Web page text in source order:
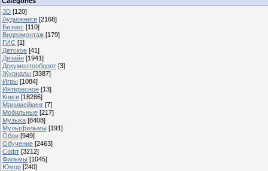
3D [120]
Аудиокниги [2168]
Бизнес [110]
Видеомонтаж [179]
ГИС [1]
Детское [41]
Дизайн [1941]
Документооборот [3]
Журналы [3387]
Игры [1084]
Интересное [13]
Книги [18286]
Манимейкинг [7]
Мобильные [217]
Музыка [8408]
Мультфильмы [191]
Обои [949]
Обучение [2463]
Софт [3212]
Фильмы [1045]
Юмор [240]